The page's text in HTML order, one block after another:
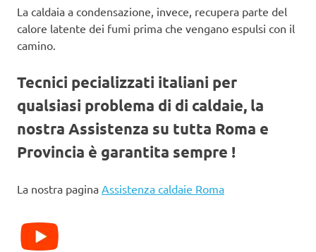
La caldaia a condensazione, invece, recupera parte del
calore latente dei fumi prima che vengano espulsi con il
camino.
Tecnici pecializzati italiani per
qualsiasi problema di di caldaie, la
nostra Assistenza su tutta Roma e
Provincia è garantita sempre !
La nostra pagina Assistenza caldaie Roma